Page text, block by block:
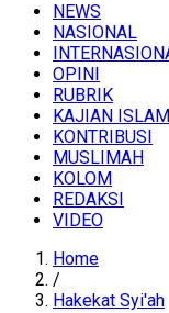
NEWS
NASIONAL
OPINI
RUBRIK
KAJIAN ISLAM
KONTRIBUSI
MUSLIMAH
KOLOM
REDAKSI
VIDEO
Home
/
Hakekat Syi'ah